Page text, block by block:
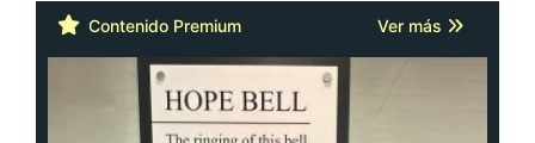
Contenido Premium Ver más